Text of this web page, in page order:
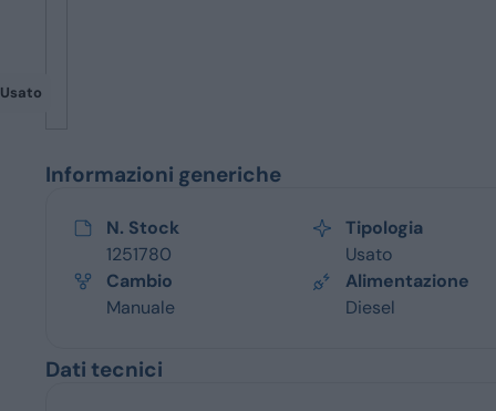
Usato
Informazioni generiche
N. Stock
1251780
Tipologia
Usato
Cambio
Manuale
Alimentazione
Diesel
Dati tecnici